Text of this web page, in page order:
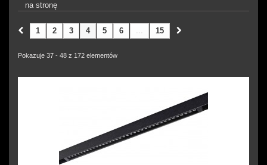
na stronę
1 2 3 4 5 6 15
Pokazuje 37 - 48 z 172 elementów